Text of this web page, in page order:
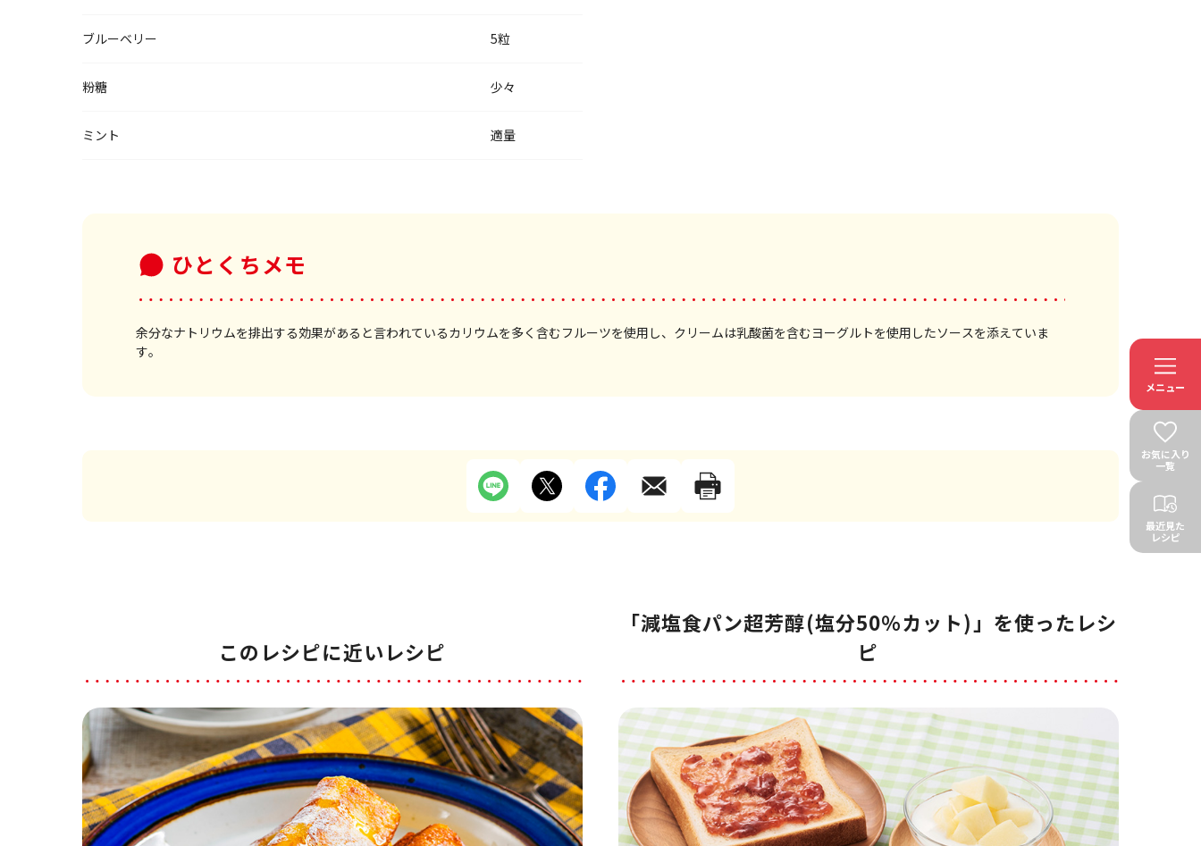
ブルーベリー 5粒
粉糖 少々
ミント 適量
ひとくちメモ
余分なナトリウムを排出する効果があると言われているカリウムを多く含むフルーツを使用し、クリームは乳酸菌を含むヨーグルトを使用したソースを添えていま
す。
このレシピに近いレシピ
「減塩食パン超芳醇(塩分50％カット)」を使ったレシ
ピ
メニュー
お気に入り
一覧
最近見た
レシピ